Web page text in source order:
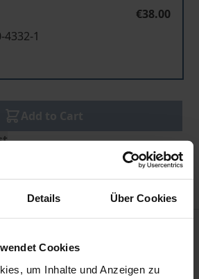
Details Über Cookies
Cookies
um Inhalte und Anzeigen zu
€38.00
4332-1
Add to Cart
)Maßnahmen wie